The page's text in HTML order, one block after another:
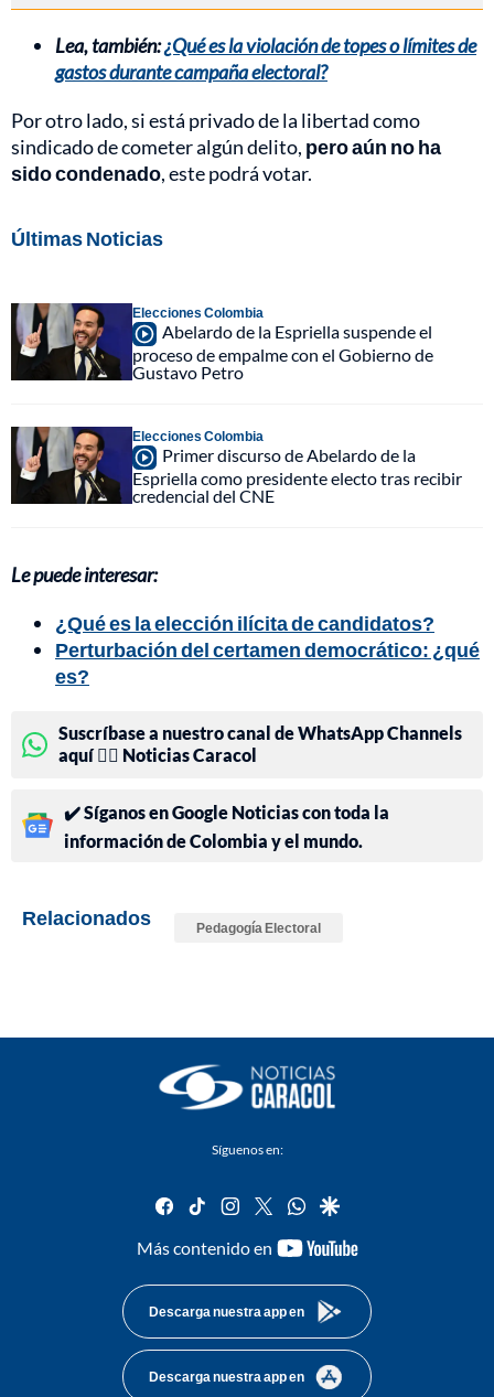
Lea, también:¿Qué es la violación de topes o límites de
gastos durante campaña electoral?
Por otro lado, si está privado de la libertad como
sindicado de cometer algún delito, pero aún no ha
sido condenado, este podrá votar.
Últimas Noticias
Elecciones Colombia
Abelardo de la Espriella suspende el
proceso de empalme con el Gobierno de
Gustavo Petro
Elecciones Colombia
Primer discurso de Abelardo de la
Espriella como presidente electo tras recibir
credencial del CNE
Le puede interesar:
¿Qué es la elección ilícita de candidatos?
Perturbación del certamen democrático: ¿qué
es?
Suscríbase a nuestro canal de WhatsApp Channels
aquí 👉🏻 Noticias Caracol
✔️ Síganos en Google Noticias con toda la
información de Colombia y el mundo.
Relacionados Pedagogía Electoral
Síguenos en:
facebook
tiktok instagram
twitterwhatsapp
google
Más contenido en
youtube-
Descarga nuestra app en
Descarga nuestra app en